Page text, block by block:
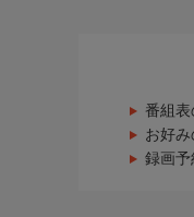
番組
お好
録画